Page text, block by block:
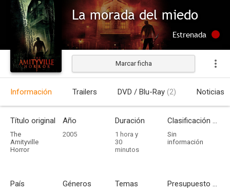
La morada del miedo
Estrenada
Marcar ficha
Información Trailers DVD / Blu-Ray (2) Noticias
Título original
The
Amityville
Horror
Año
2005
Duración
1 hora y
30
minutos
Clasificación por edades
Sin
información
País Géneros Temas Presupuesto - Ingresos